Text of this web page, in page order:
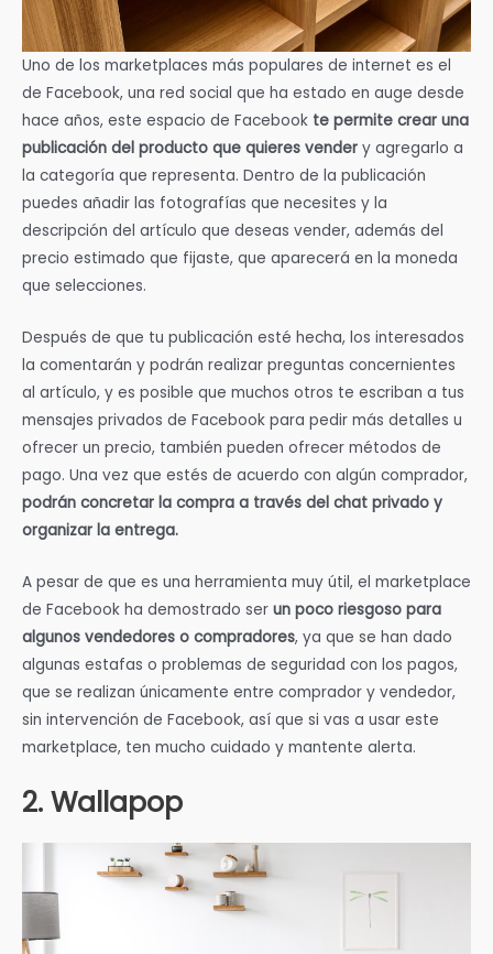
Uno de los marketplaces más populares de internet es el
de Facebook, una red social que ha estado en auge desde
hace años, este espacio de Facebook te permite crear una
publicación del producto que quieres vender y agregarlo a
la categoría que representa. Dentro de la publicación
puedes añadir las fotografías que necesites y la
descripción del artículo que deseas vender, además del
precio estimado que fijaste, que aparecerá en la moneda
que selecciones.
Después de que tu publicación esté hecha, los interesados
la comentarán y podrán realizar preguntas concernientes
al artículo, y es posible que muchos otros te escriban a tus
mensajes privados de Facebook para pedir más detalles u
ofrecer un precio, también pueden ofrecer métodos de
pago. Una vez que estés de acuerdo con algún comprador,
podrán concretar la compra a través del chat privado y
organizar la entrega.
A pesar de que es una herramienta muy útil, el marketplace
de Facebook ha demostrado ser un poco riesgoso para
algunos vendedores o compradores, ya que se han dado
algunas estafas o problemas de seguridad con los pagos,
que se realizan únicamente entre comprador y vendedor,
sin intervención de Facebook, así que si vas a usar este
marketplace, ten mucho cuidado y mantente alerta.
2. Wallapop